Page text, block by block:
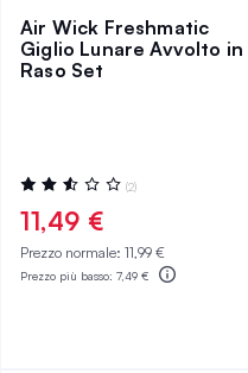
Air Wick Freshmatic
Giglio Lunare Avvolto in
Raso Set
Valutazione:
50%
(2)
11,49 €
Prezzo normale: 11,99 €
Prezzo più basso: 7,49 €